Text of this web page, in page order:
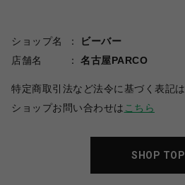
ショップ名
ビーバー
店舗名
名古屋PARCO
特定商取引法など法令に基づく表記は
ショップお問い合わせは こちら
SHOP TOP